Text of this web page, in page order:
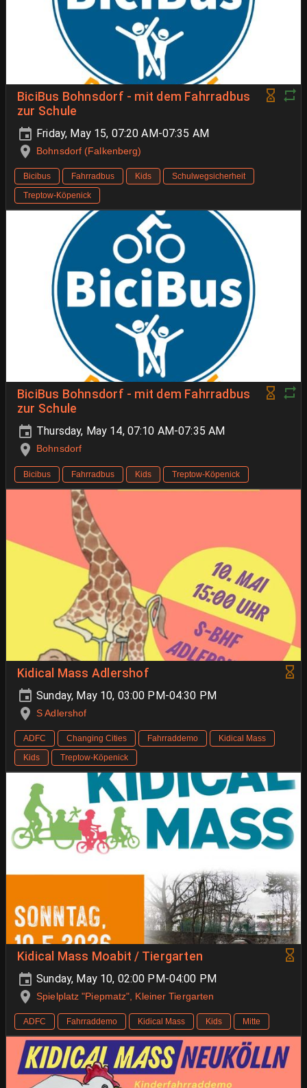
BiciBus Bohnsdorf - mit dem Fahrradbus
zur Schule
Friday, May 15, 07:20 AM-07:35 AM
Bohnsdorf (Falkenberg)
Bicibus Fahrradbus Kids
Schulwegsicherheit
Treptow-Köpenick
BiciBus Bohnsdorf - mit dem Fahrradbus
zur Schule
Thursday, May 14, 07:10 AM-07:35 AM
Bohnsdorf
Bicibus Fahrradbus Kids Treptow-Köpenick
Kidical Mass Adlershof
Sunday, May 10, 03:00 PM-04:30 PM
S Adlershof
ADFC Changing Cities Fahrraddemo
Kidical Mass
Kids
Treptow-Köpenick
Kidical Mass Moabit / Tiergarten
Sunday, May 10, 02:00 PM-04:00 PM
Spielplatz "Piepmatz", Kleiner Tiergarten
ADFC Fahrraddemo Kidical Mass Kids Mitte